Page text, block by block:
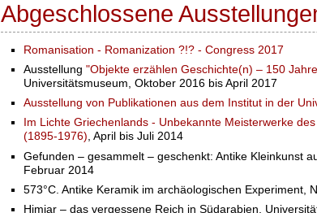
Abgeschlossene
Romanisation - Romanization ?!? - Congress 2017
Ausstellung "Objekte erzählen Geschichte(n) – 150
Universitätsmuseum, Oktober 2016 bis April 2017
Ausstellung von Publikationen aus dem Institut in der
Im Lichte Griechenlands - Unbekannte Meisterwerke
(1895-1976), April bis Juli 2014
Gefunden – gesammelt – geschenkt: Antike Kleinkunst
Februar 2014
573°C. Antike Keramik im archäologischen Experiment,
Himjar – das vergessene Reich in Südarabien,